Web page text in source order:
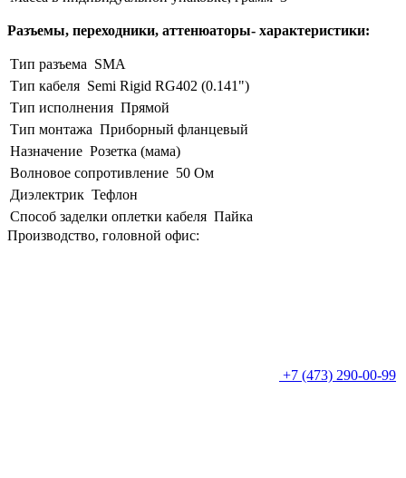
Разъемы, переходники, аттенюаторы- характеристики:
Тип разъема SMA
Тип кабеля Semi Rigid RG402 (0.141")
Тип исполнения Прямой
Тип монтажа Приборный фланцевый
Назначение Розетка (мама)
Волновое сопротивление 50 Ом
Диэлектрик Тефлон
Способ заделки оплетки кабеля Пайка
Производство, головной офис:
+7 (473) 290-00-99